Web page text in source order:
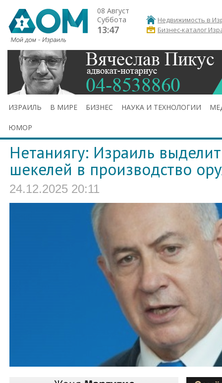
08 Август
Суббота
13:47
Недвижимость в
Бизнес-каталог
ИЗРАИЛЬ В МИРЕ БИЗНЕС НАУКА И ТЕХНОЛОГИИ
ЮМОР
Нетаниягу: Израиль
шекелей в производство
24.12.2025 20:11